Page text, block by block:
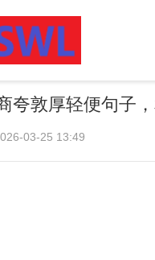
夸敦厚轻便句子
03-25 13:49